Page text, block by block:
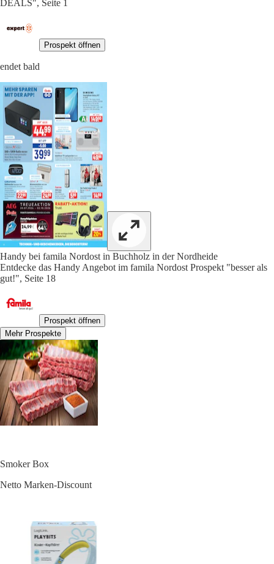
DEALS", Seite 1
Prospekt öffnen
endet bald
Handy bei famila Nordost in Buchholz in der Nordheide
Entdecke das Handy Angebot im famila Nordost Prospekt "besser als
gut!", Seite 18
Prospekt öffnen
Mehr Prospekte
Smoker Box
Netto Marken-Discount